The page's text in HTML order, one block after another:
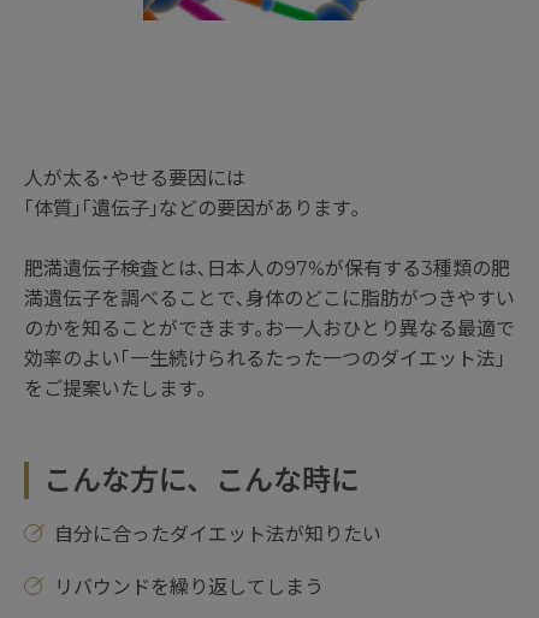
人が太る･やせる要因には
｢体質｣｢遺伝子｣などの要因があります｡
肥満遺伝子検査とは､日本人の97%が保有する3種類の肥
満遺伝子を調べることで､身体のどこに脂肪がつきやすい
のかを知ることができます｡お一人おひとり異なる最適で
効率のよい｢一生続けられるたった一つのダイエット法｣
をご提案いたします｡
こんな方に、こんな時に
自分に合ったダイエット法が知りたい
リバウンドを繰り返してしまう